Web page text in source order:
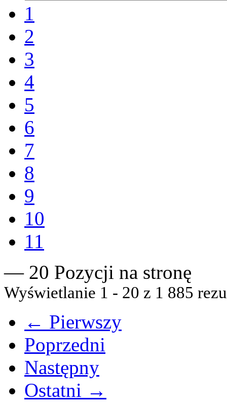
1
2
3
4
5
6
7
8
9
10
11
— 20 Pozycji na stronę
Wyświetlanie 1 - 20 z 1 885
← Pierwszy
Poprzedni
Następny
Ostatni →